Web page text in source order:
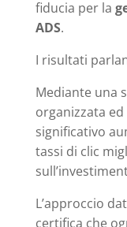
fiducia per la
ADS.
I risultati
Mediante una
organizzata
significativo
tassi di clic
L’approccio
certifica che